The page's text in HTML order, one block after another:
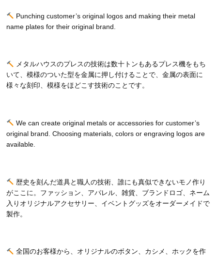
Punching customer’s original logos and making their metal
name plates for their original brand.
メタルハウスのプレスの技術は数十トンもあるプレス機をもち
いて、模様のついた型を金属に押し付けることで、金属の表面に
様々な刻印、模様をほどこす技術のことです。
We can create original metals or accessories for customer’s
original brand. Choosing materials, colors or engraving logos are
available.
歴史を刻んだ道具と職人の技術、誰にも真似できないモノ作り
がここに。ファッション、アパレル、雑貨、ブランドロゴ、ネーム
入りオリジナルアクセサリー、イベントグッズをオーダーメイドで
製作。
全国のお客様から、オリジナルのボタン、カシメ、ホックを作